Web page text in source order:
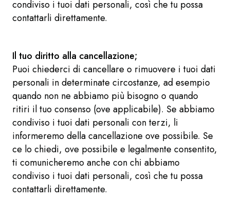
condiviso i tuoi dati personali, così che tu possa
contattarli direttamente.
Il tuo diritto alla cancellazione;
Puoi chiederci di cancellare o rimuovere i tuoi dati
personali in determinate circostanze, ad esempio
quando non ne abbiamo più bisogno o quando
ritiri il tuo consenso (ove applicabile). Se abbiamo
condiviso i tuoi dati personali con terzi, li
informeremo della cancellazione ove possibile. Se
ce lo chiedi, ove possibile e legalmente consentito,
ti comunicheremo anche con chi abbiamo
condiviso i tuoi dati personali, così che tu possa
contattarli direttamente.